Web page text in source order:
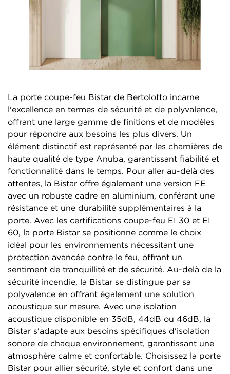
La porte coupe-feu Bistar de Bertolotto incarne
l'excellence en termes de sécurité et de polyvalence,
offrant une large gamme de finitions et de modèles
pour répondre aux besoins les plus divers. Un
élément distinctif est représenté par les charnières de
haute qualité de type Anuba, garantissant fiabilité et
fonctionnalité dans le temps. Pour aller au-delà des
attentes, la Bistar offre également une version FE
avec un robuste cadre en aluminium, conférant une
résistance et une durabilité supplémentaires à la
porte. Avec les certifications coupe-feu EI 30 et EI
60, la porte Bistar se positionne comme le choix
idéal pour les environnements nécessitant une
protection avancée contre le feu, offrant un
sentiment de tranquillité et de sécurité. Au-delà de la
sécurité incendie, la Bistar se distingue par sa
polyvalence en offrant également une solution
acoustique sur mesure. Avec une isolation
acoustique disponible en 35dB, 44dB ou 46dB, la
Bistar s'adapte aux besoins spécifiques d'isolation
sonore de chaque environnement, garantissant une
atmosphère calme et confortable. Choisissez la porte
Bistar pour allier sécurité, style et confort dans une